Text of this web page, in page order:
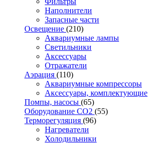
Наполнители
Запасные части
Освещение (210)
Аквариумные лампы
Светильники
Аксессуары
Отражатели
Аэрация (110)
Аквариумные компрессоры
Аксессуары, комплектующие
Помпы, насосы (65)
Оборудование CO2 (55)
Терморегуляция (96)
Нагреватели
Холодильники